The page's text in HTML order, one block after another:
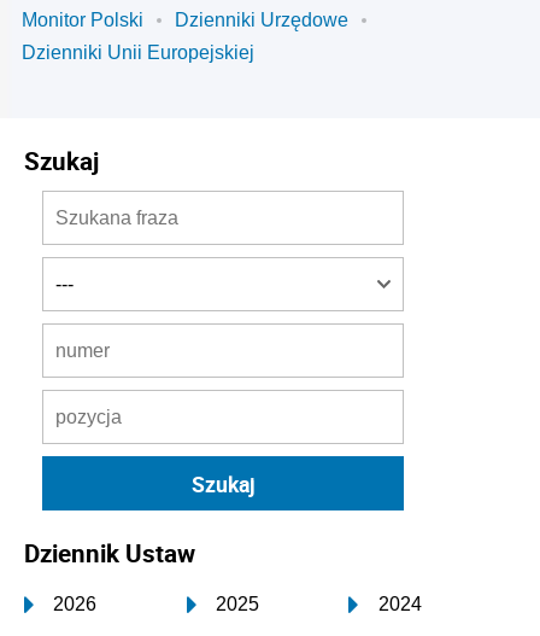
Monitor Polski
Dzienniki Urzędowe
Dzienniki Unii Europejskiej
Szukaj
Dziennik Ustaw
2026 2025 2024